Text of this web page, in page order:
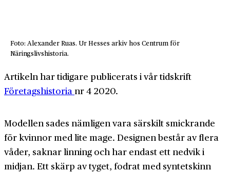
Foto: Alexander Ruas. Ur Hesses arkiv hos Centrum för
Näringslivshistoria.
Artikeln har tidigare publicerats i vår tidskrift
Företagshistorianr 4 2020.
Modellen sades nämligen vara särskilt smickrande
för kvinnor med lite mage. Designen består av flera
våder, saknar linning och har endast ett nedvik i
midjan. Ett skärp av tyget, fodrat med syntetskinn